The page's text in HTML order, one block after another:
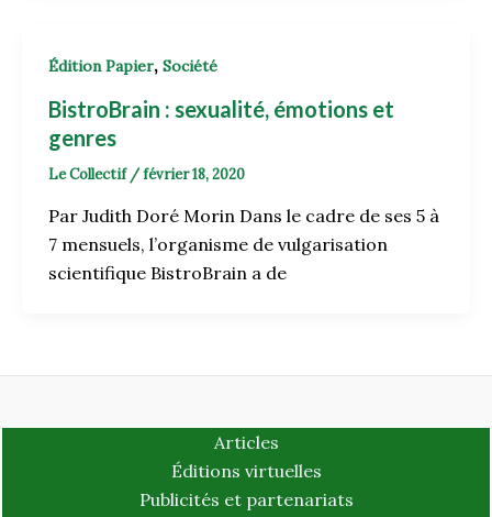
Édition Papier, Société
BistroBrain : sexualité, émotions et
genres
Le Collectif /février 18, 2020
Par Judith Doré Morin Dans le cadre de ses 5 à
7 mensuels, l’organisme de vulgarisation
scientifique BistroBrain a de
Articles
Éditions virtuelles
Publicités et partenariats